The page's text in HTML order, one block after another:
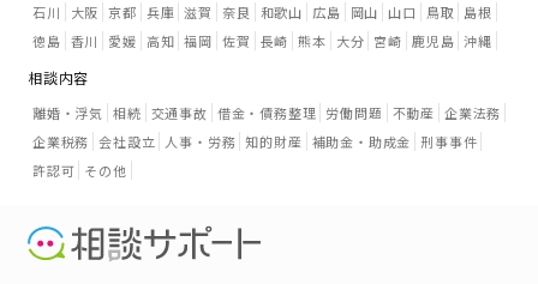
石川
大阪 京都 兵庫 滋賀 奈良 和歌山 広島 岡山 山口 鳥取
島根
徳島 香川 愛媛 高知 福岡 佐賀 長崎 熊本 大分 宮崎 鹿児島 沖縄
相談内容
離婚・浮気 相続 交通事故 借金・債務整理 労働問題 不動産 企業法務
企業税務 会社設立 人事・労務 知的財産 補助金・助成金 刑事事件
許認可 その他